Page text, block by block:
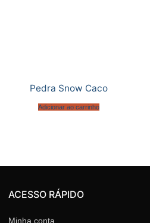
Pedra Snow Caco
Adicionar ao carrinho
ACESSO RÁPIDO
Minha conta